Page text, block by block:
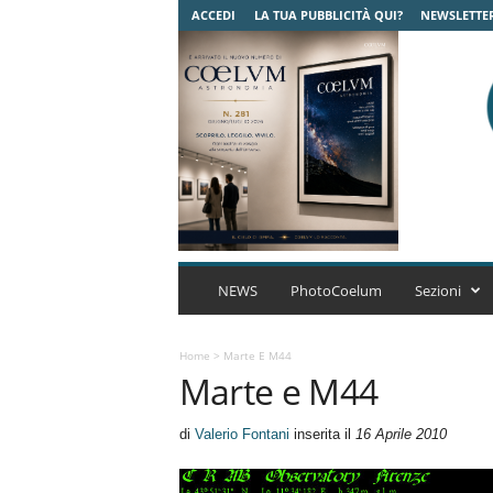
ACCEDI LA TUA PUBBLICITÀ QUI?
C
r
NEWS PhotoCoelum Sezioni
Home > Marte E M44
Marte e M44
di Valerio Fontani inserita il 16 Aprile 2010